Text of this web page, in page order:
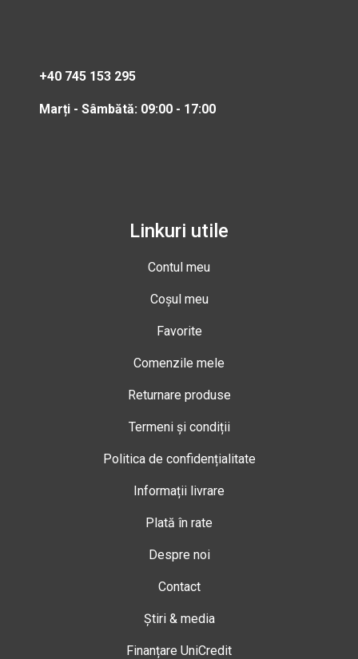
+40 745 153 295
Marți - Sâmbătă: 09:00 - 17:00
Linkuri utile
Contul meu
Coșul meu
Favorite
Comenzile mele
Returnare produse
Termeni și condiții
Politica de confidențialitate
Informații livrare
Plată în rate
Despre noi
Contact
Știri & media
Finanțare UniCredit